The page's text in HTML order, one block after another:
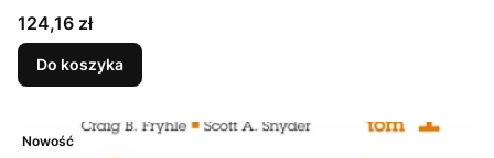
Cena
124,16 zł
Do koszyka
Nowość